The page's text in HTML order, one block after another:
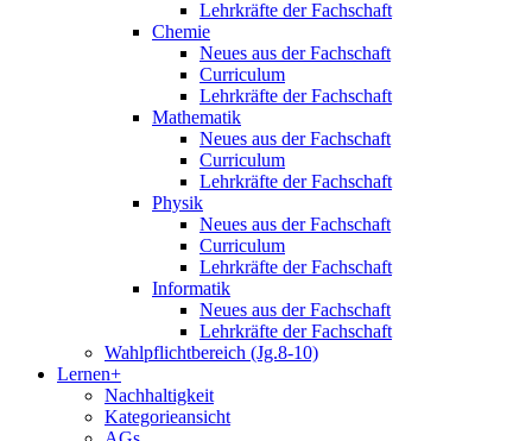
Lehrkräfte der Fachschaft
Chemie
Neues aus der Fachschaft
Curriculum
Lehrkräfte der Fachschaft
Mathematik
Neues aus der Fachschaft
Curriculum
Lehrkräfte der Fachschaft
Physik
Neues aus der Fachschaft
Curriculum
Lehrkräfte der Fachschaft
Informatik
Neues aus der Fachschaft
Lehrkräfte der Fachschaft
Wahlpflichtbereich (Jg.8-10)
Lernen+
Nachhaltigkeit
Kategorieansicht